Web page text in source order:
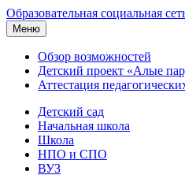
Образовательная социальная
Меню
Обзор возможностей
Детский проект «Алые
Аттестация
Детский сад
Начальная школа
Школа
НПО и СПО
ВУЗ